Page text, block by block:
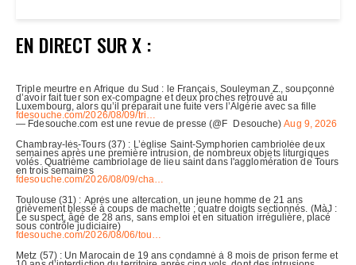
EN DIRECT SUR X :